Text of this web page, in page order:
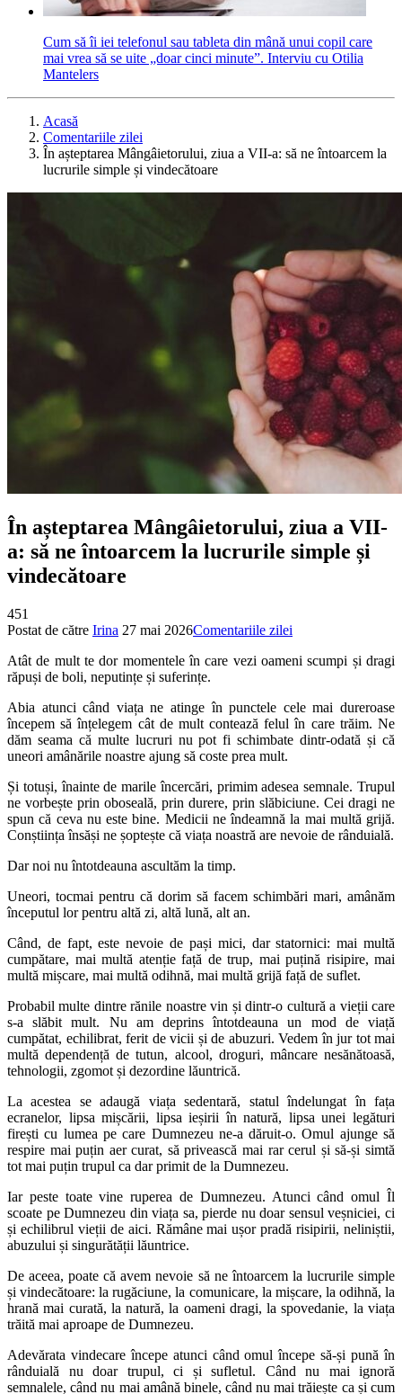
Cum să îi iei telefonul sau tableta din mână unui copil care
mai vrea să se uite „doar cinci minute”. Interviu cu Otilia
Mantelers
Acasă
Comentariile zilei
În așteptarea Mângâietorului, ziua a VII-a: să ne întoarcem la
lucrurile simple și vindecătoare
În așteptarea Mângâietorului, ziua a VII-
a: să ne întoarcem la lucrurile simple și
vindecătoare
451
Postat de către Irina 27 mai 2026Comentariile zilei
Atât de mult te dor momentele în care vezi oameni scumpi și dragi
răpuși de boli, neputințe și suferințe.
Abia atunci când viața ne atinge în punctele cele mai dureroase
începem să înțelegem cât de mult contează felul în care trăim. Ne
dăm seama că multe lucruri nu pot fi schimbate dintr-odată și că
uneori amânările noastre ajung să coste prea mult.
Și totuși, înainte de marile încercări, primim adesea semnale. Trupul
ne vorbește prin oboseală, prin durere, prin slăbiciune. Cei dragi ne
spun că ceva nu este bine. Medicii ne îndeamnă la mai multă grijă.
Conștiința însăși ne șoptește că viața noastră are nevoie de rânduială.
Dar noi nu întotdeauna ascultăm la timp.
Uneori, tocmai pentru că dorim să facem schimbări mari, amânăm
începutul lor pentru altă zi, altă lună, alt an.
Când, de fapt, este nevoie de pași mici, dar statornici: mai multă
cumpătare, mai multă atenție față de trup, mai puțină risipire, mai
multă mișcare, mai multă odihnă, mai multă grijă față de suflet.
Probabil multe dintre rănile noastre vin și dintr-o cultură a vieții care
s-a slăbit mult. Nu am deprins întotdeauna un mod de viață
cumpătat, echilibrat, ferit de vicii și de abuzuri. Vedem în jur tot mai
multă dependență de tutun, alcool, droguri, mâncare nesănătoasă,
tehnologii, zgomot și dezordine lăuntrică.
La acestea se adaugă viața sedentară, statul îndelungat în fața
ecranelor, lipsa mișcării, lipsa ieșirii în natură, lipsa unei legături
firești cu lumea pe care Dumnezeu ne-a dăruit-o. Omul ajunge să
respire mai puțin aer curat, să privească mai rar cerul și să-și simtă
tot mai puțin trupul ca dar primit de la Dumnezeu.
Iar peste toate vine ruperea de Dumnezeu. Atunci când omul Îl
scoate pe Dumnezeu din viața sa, pierde nu doar sensul veșniciei, ci
și echilibrul vieții de aici. Rămâne mai ușor pradă risipirii, neliniștii,
abuzului și singurătății lăuntrice.
De aceea, poate că avem nevoie să ne întoarcem la lucrurile simple
și vindecătoare: la rugăciune, la comunicare, la mișcare, la odihnă, la
hrană mai curată, la natură, la oameni dragi, la spovedanie, la viața
trăită mai aproape de Dumnezeu.
Adevărata vindecare începe atunci când omul începe să-și pună în
rânduială nu doar trupul, ci și sufletul. Când nu mai ignoră
semnalele, când nu mai amână binele, când nu mai trăiește ca și cum